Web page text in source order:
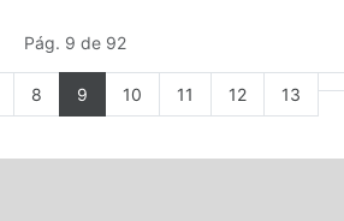
Pág. 9 de 92
8 9 10 11 12 13